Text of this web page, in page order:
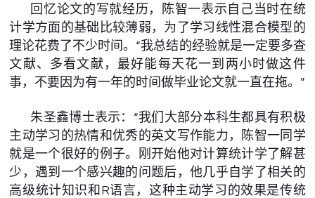
回忆论文的写就经历，陈智一表示自己当时在统
计学方面的基础比较薄弱，为了学习线性混合模型的
理论花费了不少时间。“我总结的经验就是一定要多查
文献、多看文献，最好能每天花一到两小时做这件
事，不要因为有一年的时间做毕业论文就一直在拖。”
朱圣鑫博士表示：“我们大部分本科生都具有积极
主动学习的热情和优秀的英文写作能力，陈智一同学
就是一个很好的例子。刚开始他对计算统计学了解甚
少，遇到一个感兴趣的问题后，他几乎自学了相关的
高级统计知识和R语言，这种主动学习的效果是传统